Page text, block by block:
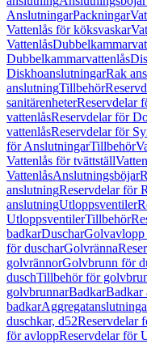
AnslutningarPackningar
Vattenlås för köksvaskar
Vattenlås
Dubbelkammarvattenlås
DiskhoanslutningarRak
anslutningTillbehör
sanitärenheterReservdelar
vattenlåsReservdelar för
vattenlåsReservdelar för
för AnslutningarTillbehör
Vattenlås för tvättställ
VattenlåsAnslutningsböjar
anslutningReservdelar för
anslutningUtloppsventiler
UtloppsventilerTillbehör
badkarDuscharGolvavlopp
för duscharGolvränna
golvrännorGolvbrunn för
duschTillbehör för
golvbrunnarBadkarBadkar
badkar
duschkar, d52Reservdelar
för avloppReservdelar för